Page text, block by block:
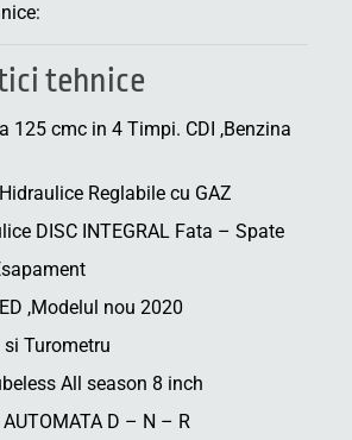
tehnice
125 cmc in 4 Timpi. CDI ,Benzina
Reglabile cu GAZ
DISC INTEGRAL Fata – Spate
,Modelul nou 2020
Turometru
All season 8 inch
D – N – R